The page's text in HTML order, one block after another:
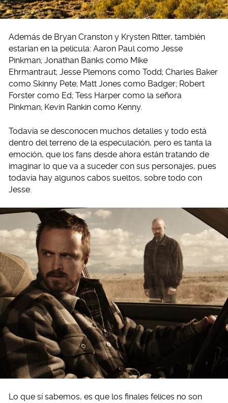
Además de Bryan Cranston y Krysten Ritter, también
estarían en la película: Aaron Paul como Jesse
Pinkman; Jonathan Banks como Mike
Ehrmantraut; Jesse Plemons como Todd; Charles Baker
como Skinny Pete; Matt Jones como Badger; Robert
Forster como Ed; Tess Harper como la señora
Pinkman; Kevin Rankin como Kenny.
Todavía se desconocen muchos detalles y todo está
dentro del terreno de la especulación, pero es tanta la
emoción, que los fans desde ahora están tratando de
imaginar lo que va a suceder con sus personajes, pues
todavía hay algunos cabos sueltos, sobre todo con
Jesse.
Lo que sí sabemos, es que los finales felices no son